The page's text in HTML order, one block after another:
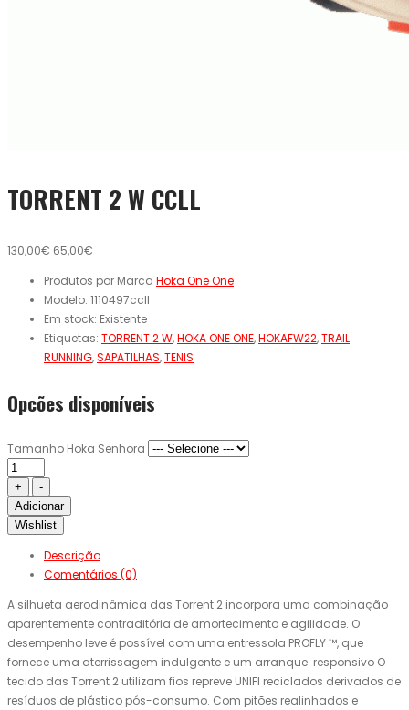
TORRENT 2 W CCLL
130,00€ 65,00€
Produtos por Marca Hoka One One
Modelo: 1110497ccll
Em stock: Existente
Etiquetas: TORRENT 2 W,HOKA ONE ONE,HOKAFW22,TRAIL
RUNNING,SAPATILHAS,TENIS
Opcões disponíveis
Tamanho Hoka Senhora
Adicionar
Wishlist
Descrição
Comentários (0)
A silhueta aerodinâmica das Torrent 2 incorpora uma combinação
aparentemente contraditória de amortecimento e agilidade. O
desempenho leve é possível com uma entressola PROFLY ™, que
fornece uma aterrissagem indulgente e um arranque responsivo O
tecido das Torrent 2 utilizam fios repreve UNIFI reciclados derivados de
resíduos de plástico pós-consumo. Com pitões realinhados e